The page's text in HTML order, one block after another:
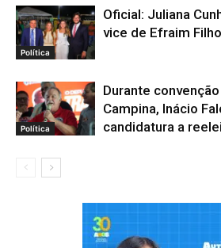
Política
Oficial: Juliana
vice de Efraim Filho
Política
Durante
Campina, Inácio
candidatura a